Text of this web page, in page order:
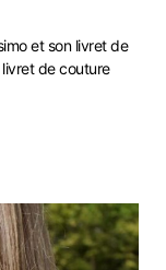
et son livret de
de couture